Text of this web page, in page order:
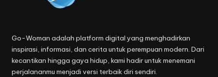
Go-Woman adalah platform digital yang menghadirkan
inspirasi, informasi, dan cerita untuk perempuan modern. Dari
kecantikan hingga gaya hidup, kami hadir untuk menemani
perjalananmu menjadi versi terbaik diri sendiri.